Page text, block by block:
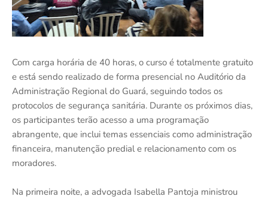
Com carga horária de 40 horas, o curso é totalmente gratuito
e está sendo realizado de forma presencial no Auditório da
Administração Regional do Guará, seguindo todos os
protocolos de segurança sanitária. Durante os próximos dias,
os participantes terão acesso a uma programação
abrangente, que inclui temas essenciais como administração
financeira, manutenção predial e relacionamento com os
moradores.
Na primeira noite, a advogada Isabella Pantoja ministrou